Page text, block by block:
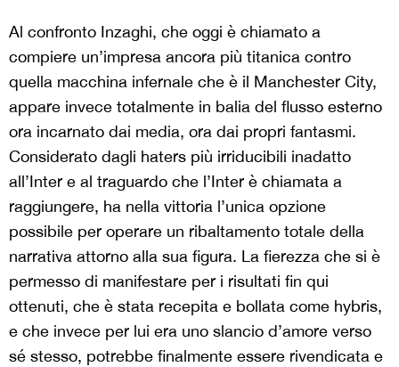
Al confronto Inzaghi, che oggi è chiamato a
compiere un’impresa ancora più titanica contro
quella macchina infernale che è il Manchester City,
appare invece totalmente in balia del flusso esterno
ora incarnato dai media, ora dai propri fantasmi.
Considerato dagli haters più irriducibili inadatto
all’Inter e al traguardo che l’Inter è chiamata a
raggiungere, ha nella vittoria l’unica opzione
possibile per operare un ribaltamento totale della
narrativa attorno alla sua figura. La fierezza che si è
permesso di manifestare per i risultati fin qui
ottenuti, che è stata recepita e bollata come hybris,
e che invece per lui era uno slancio d’amore verso
sé stesso, potrebbe finalmente essere rivendicata e